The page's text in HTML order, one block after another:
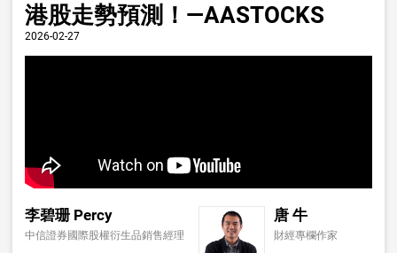
港股走勢預測！—AASTOCKS
2026-02-27
李碧珊 Percy
中信證券國際股權衍生品銷售經理
唐 牛
財經專欄作家